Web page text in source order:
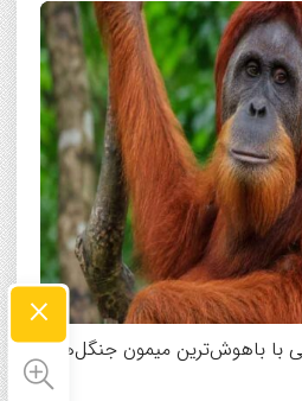
با باهوش‌ترین میمون جنگل‌های
×